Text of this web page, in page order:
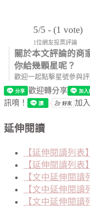
5/5 - (1 vote)
1位網友投票評論
關於本文評論的商
你給幾顆星呢？
歡迎一起點擊星號參與評
歡迎轉分享
訊唷！
加
延伸閱讀
【延伸閱讀列表
【延伸閱讀列表
【文中延伸閱讀
【文中延伸閱
【文中延伸閱